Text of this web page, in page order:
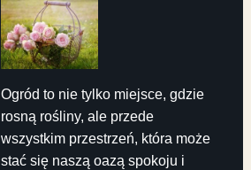
Ogród to nie tylko miejsce, gdzie
rosną rośliny, ale przede
wszystkim przestrzeń, która może
stać się naszą oazą spokoju i